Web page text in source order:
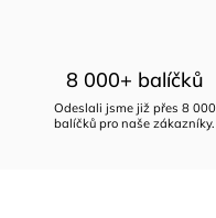
8 000+ balíčků
Odeslali jsme již přes 8 000
balíčků pro naše zákazníky.